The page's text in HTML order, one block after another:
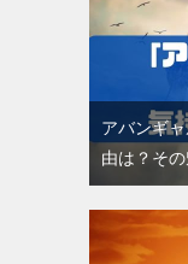
アバンギ
由は？そ